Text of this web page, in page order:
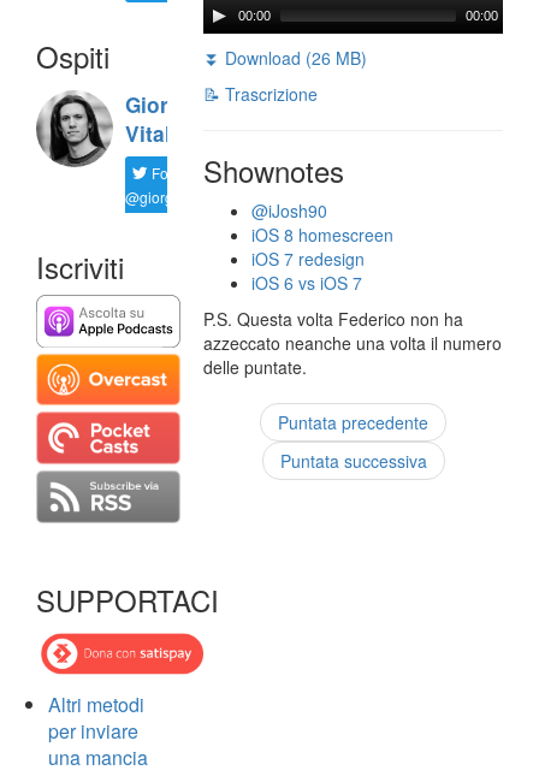
Ospiti
Giorgio
Vitali
Follow
@giorgio__vit
Iscriviti
SUPPORTACI
Altri metodi
per inviare
una mancia
00:00 00:00
⏬ Download (26 MB)
📝 Trascrizione
Shownotes
@iJosh90
iOS 8 homescreen
iOS 7 redesign
iOS 6 vs iOS 7
P.S. Questa volta Federico non ha
azzeccato neanche una volta il numero
delle puntate.
Puntata precedente
Puntata successiva